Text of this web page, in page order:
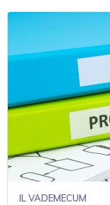
IL VADEMECUM